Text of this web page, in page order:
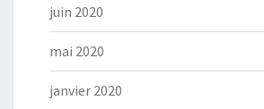
juin 2020
mai 2020
janvier 2020